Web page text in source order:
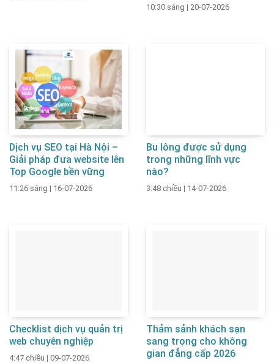
10:30 sáng | 20-07-2026
Dịch vụ SEO tại Hà Nội –
Giải pháp đưa website lên
Top Google bền vững
11:26 sáng | 16-07-2026
Bu lông được sử dụng
trong những lĩnh vực
nào?
3:48 chiều | 14-07-2026
Checklist dịch vụ quản trị
web chuyên nghiệp
4:47 chiều | 09-07-2026
Thảm sảnh khách sạn
sang trọng cho không
gian đẳng cấp 2026